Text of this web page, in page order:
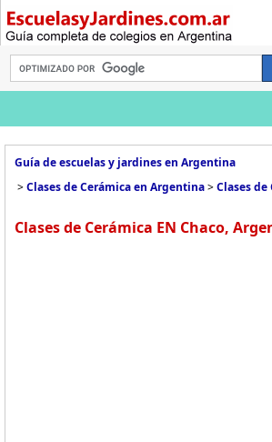
Guía de escuelas y jardines en Argentina
>Clases de Cerámica en Argentina>Clases de
Clases de Cerámica EN Chaco,